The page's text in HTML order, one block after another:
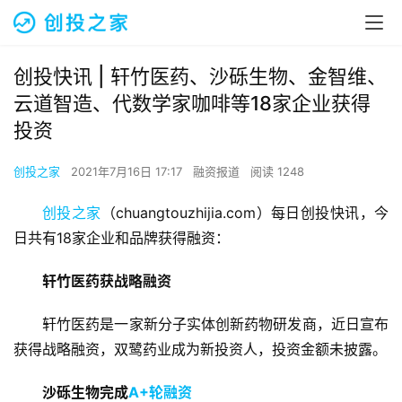
创投快讯 | 轩竹医药、沙砾生物、金智维、
云道智造、代数学家咖啡等18家企业获得
投资
创投之家 2021年7月16日 17:17 融资报道 阅读 1248
创投之家 （chuangtouzhijia.com）每日创投快讯，今
日共有18家企业和品牌获得融资：
轩竹医药获战略融资
轩竹医药是一家新分子实体创新药物研发商，近日宣布
获得战略融资，双鹭药业成为新投资人，投资金额未披露。
沙砾生物完成A+轮融资